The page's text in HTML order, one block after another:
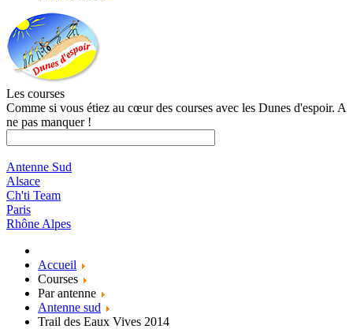
Les courses
Comme si vous étiez au cœur des courses avec les Dunes d'espoir. A
ne pas manquer !
Antenne Sud
Alsace
Ch'ti Team
Paris
Rhône Alpes
Accueil
Courses
Par antenne
Antenne sud
Trail des Eaux Vives 2014